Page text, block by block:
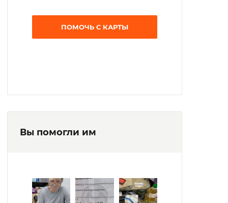
ПОМОЧЬ С КАРТЫ
Вы помогли им